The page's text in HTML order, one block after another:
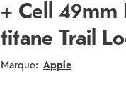
+ Cell 49mm
titane Trail
Marque: Apple